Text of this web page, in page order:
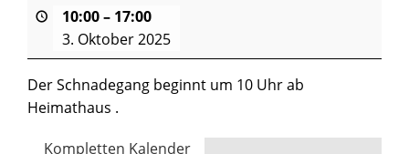
10:00– 17:00
3. Oktober 2025
Der Schnadegang beginnt um 10 Uhr ab
Heimathaus .
Kompletten Kalender